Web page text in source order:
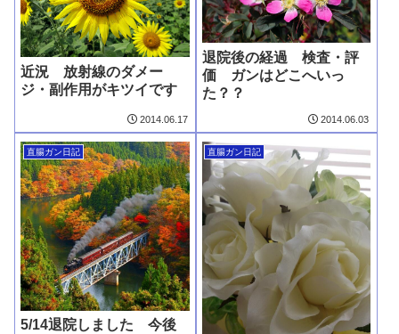
近況 放射線のダメー
ジ・副作用がキツイです
2014.06.17
退院後の経過 検査・評
価 ガンはどこへいっ
た？？
2014.06.03
直腸ガン日記
5/14退院しました 今後
直腸ガン日記